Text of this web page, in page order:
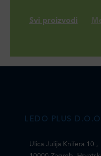
Svi proizvodi
LEDO PLUS
Ulica Julija Knifera 10 ,